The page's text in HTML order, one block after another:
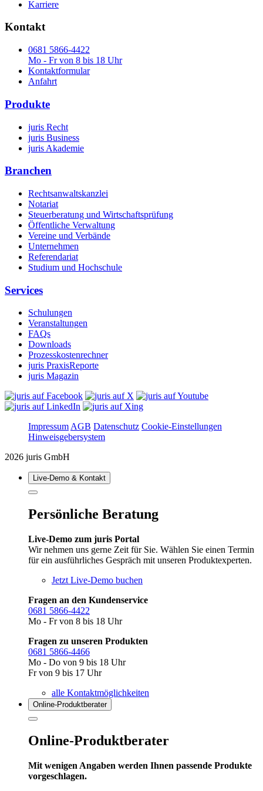
Karriere
Kontakt
0681 5866-4422
Mo - Fr von 8 bis 18 Uhr
Kontaktformular
Anfahrt
Produkte
juris Recht
juris Business
juris Akademie
Branchen
Rechtsanwaltskanzlei
Notariat
Steuerberatung und Wirtschaftsprüfung
Öffentliche Verwaltung
Vereine und Verbände
Unternehmen
Referendariat
Studium und Hochschule
Services
Schulungen
Veranstaltungen
FAQs
Downloads
Prozesskostenrechner
juris PraxisReporte
juris Magazin
Impressum AGB Datenschutz Cookie-Einstellungen
Hinweisgebersystem
2026 juris GmbH
Live‑Demo & Kontakt
Persönliche Beratung
Live-Demo zum juris Portal
Wir nehmen uns gerne Zeit für Sie. Wählen Sie einen Termin
für ein ausführliches Gespräch mit unseren Produktexperten.
Jetzt Live-Demo buchen
Fragen an den Kundenservice
0681 5866-4422
Mo - Fr von 8 bis 18 Uhr
Fragen zu unseren Produkten
0681 5866-4466
Mo - Do von 9 bis 18 Uhr
Fr von 9 bis 17 Uhr
alle Kontaktmöglichkeiten
Online-Produkt­berater
Online-Produktberater
Mit wenigen Angaben werden Ihnen passende Produkte
vorgeschlagen.